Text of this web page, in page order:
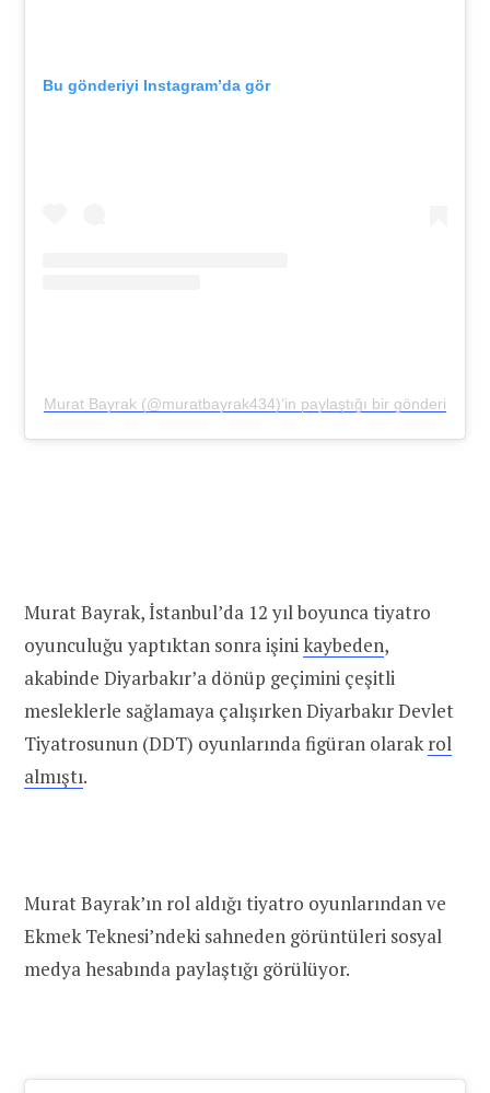
Bu gönderiyi Instagram’da gör
Murat Bayrak (@muratbayrak434)’in paylaştığı bir gönderi
Murat Bayrak, İstanbul’da 12 yıl boyunca tiyatro
oyunculuğu yaptıktan sonra işinikaybeden,
akabinde Diyarbakır’a dönüp geçimini çeşitli
mesleklerle sağlamaya çalışırken Diyarbakır Devlet
Tiyatrosunun (DDT) oyunlarında figüran olarakrol
almıştı.
Murat Bayrak’ın rol aldığı tiyatro oyunlarından ve
Ekmek Teknesi’ndeki sahneden görüntüleri sosyal
medya hesabında paylaştığı görülüyor.